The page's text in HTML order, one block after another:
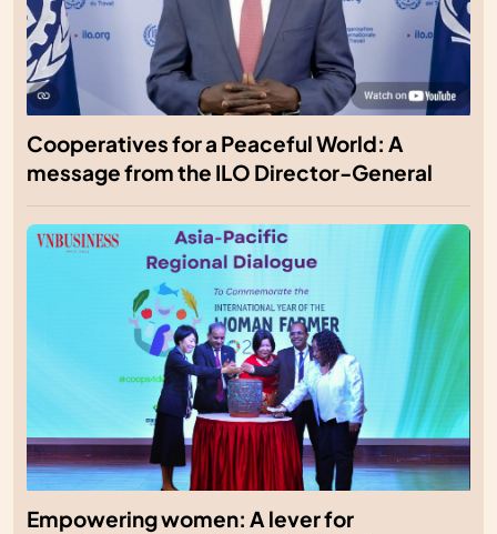
Cooperatives for a Peaceful World: A
message from the ILO Director-General
Empowering women: A lever for